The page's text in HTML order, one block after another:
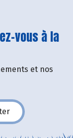
vous à la
et nos